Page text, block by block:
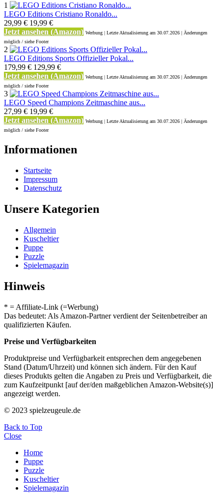
1
LEGO Editions Cristiano Ronaldo...
29,99 € 19,99 €
Jetzt ansehen (Amazon) Werbung | Letzte Aktualisierung am 30.07.2026 | Änderungen
möglich / siehe Footer
2
LEGO Editions Sports Offizieller Pokal...
179,99 € 129,99 €
Jetzt ansehen (Amazon) Werbung | Letzte Aktualisierung am 30.07.2026 | Änderungen
möglich / siehe Footer
3
LEGO Speed Champions Zeitmaschine aus...
27,99 € 19,99 €
Jetzt ansehen (Amazon) Werbung | Letzte Aktualisierung am 30.07.2026 | Änderungen
möglich / siehe Footer
Informationen
Startseite
Impressum
Datenschutz
Unsere Kategorien
Allgemein
Kuscheltier
Puppe
Puzzle
Spielemagazin
Hinweis
* = Affiliate-Link (=Werbung)
Das bedeutet: Als Amazon-Partner verdient der Seitenbetreiber an
qualifizierten Käufen.
Preise und Verfügbarkeiten
Produktpreise und Verfügbarkeit entsprechen dem angegebenen
Stand (Datum/Uhrzeit) und können sich ändern. Für den Kauf
dieses Produkts gelten die Angaben zu Preis und Verfügbarkeit, die
zum Kaufzeitpunkt [auf der/den maßgeblichen Amazon-Website(s)]
angezeigt werden.
© 2023 spielzeugeule.de
Back to Top
Close
Home
Puppe
Puzzle
Kuscheltier
Spielemagazin